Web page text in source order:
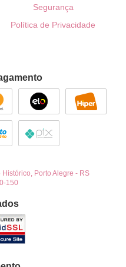
Segurança
Política de Privacidade
Histórico, Porto Alegre - RS
150